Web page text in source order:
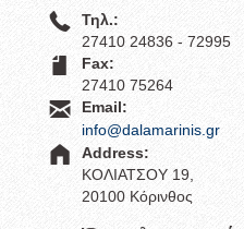
Τηλ.:
27410 24836 - 72995
Fax:
27410 75264
Email:
info@dalamarinis.gr
Address:
ΚΟΛΙΑΤΣΟΥ 19,
20100 Κόρινθος